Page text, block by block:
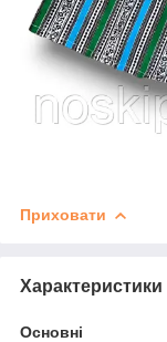
Приховати
Характеристики
Основні